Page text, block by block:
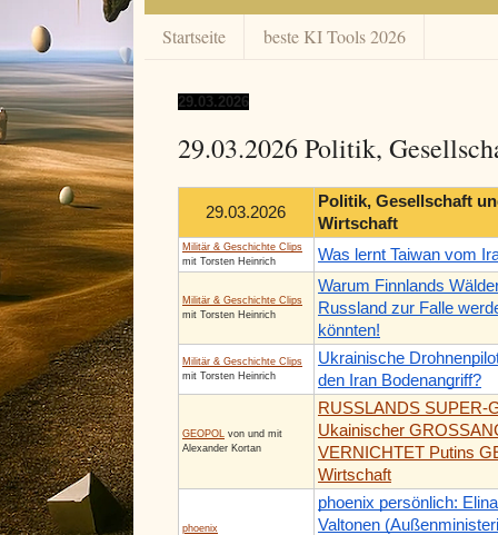
Startseite beste KI Tools 2026
29.03.2026
29.03.2026 Politik,
29.03.2026
Politik, Gesellschaft
Wirtschaft
Militär & Geschichte Clips
mit Torsten Heinrich
Was lernt Taiwan vom
Militär & Geschichte Clips
mit Torsten Heinrich
Warum Finnlands
Russland zur Falle
könnten!
Militär & Geschichte Clips
mit Torsten Heinrich
Ukrainische
den Iran Bodenangriff?
GEOPOL
von und mit
Alexander Kortan
RUSSLANDS SUPER-
Ukainischer
VERNICHTET Putins
Wirtschaft
phoenix
phoenix persönlich: Elina
Valtonen